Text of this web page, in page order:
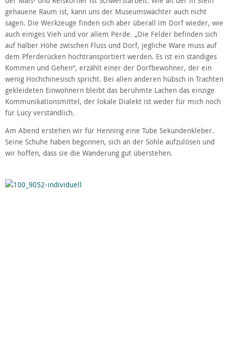
gehauene Raum ist, kann uns der Museumswächter auch nicht
sagen. Die Werkzeuge finden sich aber überall im Dorf wieder, wie
auch einiges Vieh und vor allem Perde. „Die Felder befinden sich
auf halber Höhe zwischen Fluss und Dorf, jegliche Ware muss auf
dem Pferderücken hochtransportiert werden. Es ist ein ständiges
Kommen und Gehen“, erzählt einer der Dorfbewohner, der ein
wenig Hochchinesisch spricht. Bei allen anderen hübsch in Trachten
gekleideten Einwohnern bleibt das berühmte Lachen das einzige
Kommunikationsmittel, der lokale Dialekt ist weder für mich noch
für Lucy verständlich.
Am Abend erstehen wir für Henning eine Tube Sekundenkleber.
Seine Schuhe haben begonnen, sich an der Sohle aufzulösen und
wir hoffen, dass sie die Wanderung gut überstehen.